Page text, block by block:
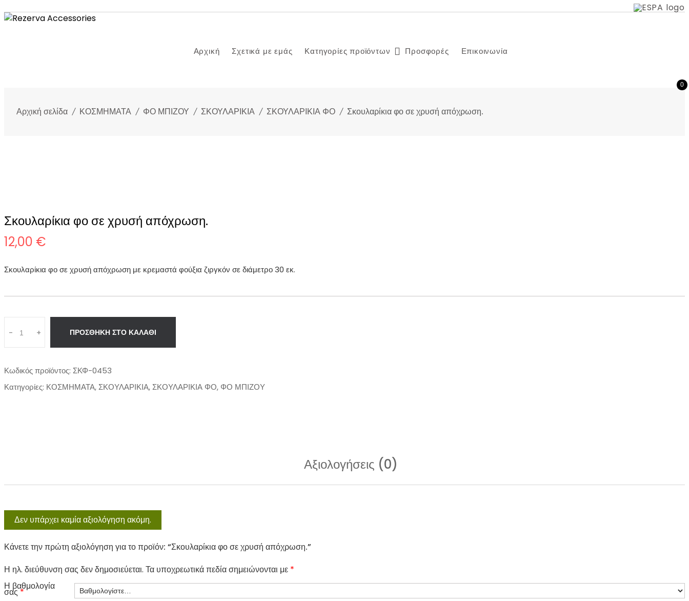
Skip
to
Αρχική Σχετικά με εμάς Κατηγορίες προϊόντων Προσφορές Επικοινωνία
0
Αρχική σελίδα ΚΟΣΜΗΜΑΤΑ ΦΟ ΜΠΙΖΟΥ ΣΚΟΥΛΑΡΙΚΙΑ ΣΚΟΥΛΑΡΙΚΙΑ ΦΟ Σκουλαρίκια φο σε χρυσή απόχρωση.
Σκουλαρίκια φο σε χρυσή απόχρωση.
12,00 €
Σκουλαρίκια φο σε χρυσή απόχρωση με κρεμαστά φούξια ζιργκόν σε διάμετρο 30 εκ.
t
i
- + ΠΡΟΣΘΉΚΗ ΣΤΟ ΚΑΛΆΘΙ
Κωδικός προϊόντος: ΣΚΦ-0453
Κατηγορίες: ΚΟΣΜΗΜΑΤΑ,ΣΚΟΥΛΑΡΙΚΙΑ,ΣΚΟΥΛΑΡΙΚΙΑ ΦΟ, ΦΟ ΜΠΙΖΟΥ
Αξιολογήσεις (0)
Δεν υπάρχει καμία αξιολόγηση ακόμη.
Κάνετε την πρώτη αξιολόγηση για το προϊόν: “Σκουλαρίκια φο σε χρυσή απόχρωση.”
Η ηλ. διεύθυνση σας δεν δημοσιεύεται. Τα υποχρεωτικά πεδία σημειώνονται με *
Η βαθμολογία
σας*